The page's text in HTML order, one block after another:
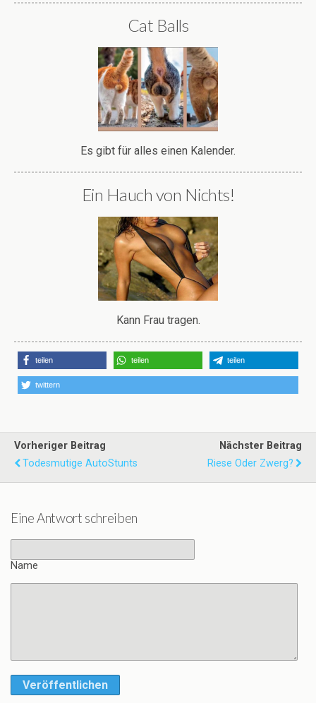
Cat Balls
Es gibt für alles einen Kalender.
Ein Hauch von Nichts!
Kann Frau tragen.
teilen teilen teilen
twittern
Vorheriger Beitrag
Todesmutige AutoStunts
Nächster Beitrag
Riese Oder Zwerg?
Eine Antwort schreiben
Name
Veröffentlichen